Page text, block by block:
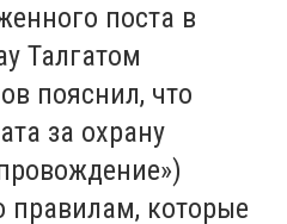
поста в
Талгатом
пояснил, что
за охрану
правилам, которые